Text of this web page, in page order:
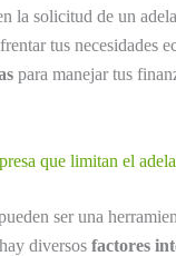
la solicitud de un
tus necesidades
para manejar tus
que limitan el
ser una
diversos factores